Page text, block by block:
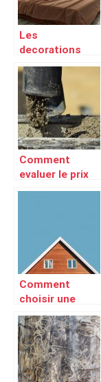
Les
decorations
pour rechauffer
son interieur
jusqu’a la
chambre a
coucher
Comment
evaluer le prix
du beton
Comment
choisir une
entreprise de
couverture
adaptee a vos
besoins ?